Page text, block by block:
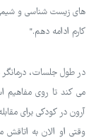
های زیست شناسی و
کارم ادامه دهم."
در طول جلسات،
می کند تا روی
آرون در کودکی برای
وقتی او الان به